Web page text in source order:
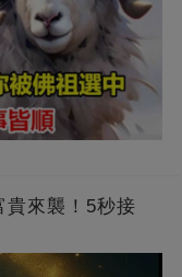
貴來襲！5秒接